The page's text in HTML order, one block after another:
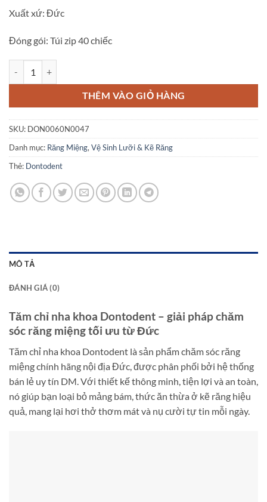
Xuất xứ: Đức
Đóng gói: Túi zip 40 chiếc
THÊM VÀO GIỎ HÀNG
SKU: DON0060N0047
Danh mục: Răng Miệng,Vệ Sinh Lưỡi & Kẽ Răng
Thẻ: Dontodent
MÔ TẢ
ĐÁNH GIÁ (0)
Tăm chỉ nha khoa Dontodent – giải pháp chăm
sóc răng miệng tối ưu từ Đức
Tăm chỉ nha khoa Dontodent là sản phẩm chăm sóc răng
miệng chính hãng nội địa Đức, được phân phối bởi hệ thống
bán lẻ uy tín DM. Với thiết kế thông minh, tiện lợi và an toàn,
nó giúp bạn loại bỏ mảng bám, thức ăn thừa ở kẽ răng hiệu
quả, mang lại hơi thở thơm mát và nụ cười tự tin mỗi ngày.